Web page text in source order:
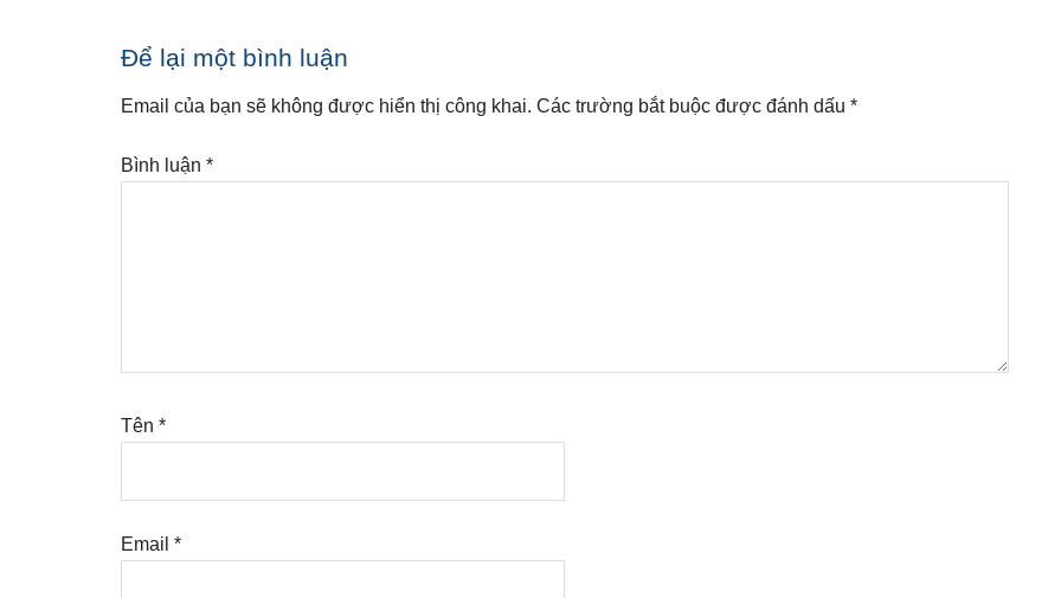
Reader
Interactions
Để lại một bình luận
Email của bạn sẽ không được hiển thị công khai. Các trường bắt buộc được đánh dấu *
Bình luận *
Tên *
Email *